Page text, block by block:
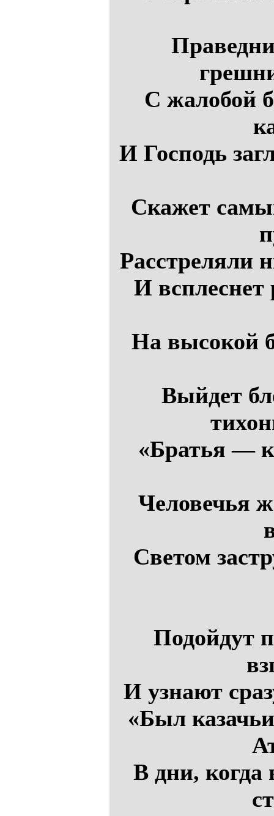
С жалобой
И Господь
Скажет
Расстреляли
И
На высокой
Выйдет
«Братья —
Человечья
Светом
Подойдут
И узнают
«Был
В дни, когда